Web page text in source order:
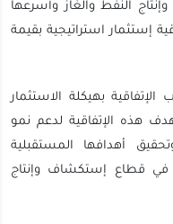
النفط والغاز وأسرعها
إستثمار استراتيجية بقيمة
بهيكلة الاستثمار
هذه الإتفاقية لدعم نمو
أهدافها المستقبلية
في قطاع إستكشاف وإنتاج